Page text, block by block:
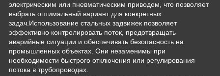
электрическим или пневматическим приводом, что позволяет
выбрать оптимальный вариант для конкретных
задач.Использование стальных задвижек позволяет
эффективно контролировать поток, предотвращать
аварийные ситуации и обеспечивать безопасность на
промышленных объектах. Они незаменимы при
необходимости быстрого отключения или регулирования
потока в трубопроводах.